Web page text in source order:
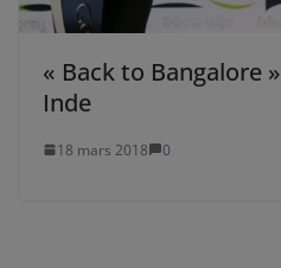
« Back to Bangalore
Inde
18 mars 2018 0